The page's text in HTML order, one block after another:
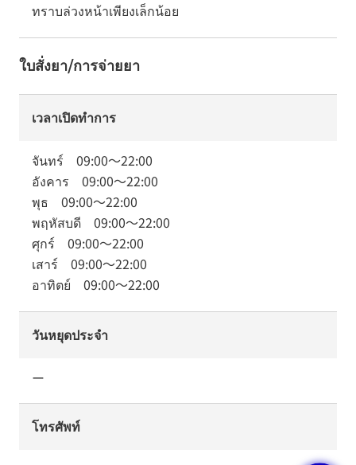
ทราบล่วงหน้าเพียงเล็กน้อย
ใบสั่งยา/การจ่ายยา
เวลาเปิดทำการ
จันทร์ 09:00～22:00
อังคาร 09:00～22:00
พุธ 09:00～22:00
พฤหัสบดี 09:00～22:00
ศุกร์ 09:00～22:00
เสาร์ 09:00～22:00
อาทิตย์ 09:00～22:00
วันหยุดประจำ
ー
โทรศัพท์